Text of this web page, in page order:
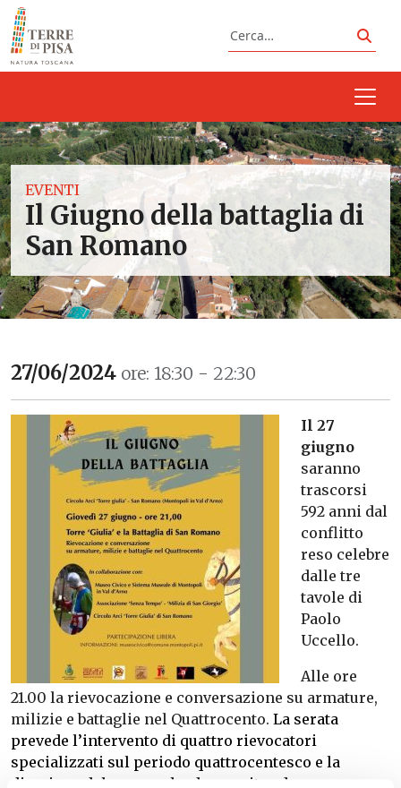
Vai al contenuto
Cerca
EVENTI
Il Giugno della battaglia di
San Romano
27/06/2024 ore: 18:30 - 22:30
Il 27
giugno
saranno
trascorsi
592 anni dal
conflitto
reso celebre
dalle tre
tavole di
Paolo
Uccello.
Alle ore
21.00 la rievocazione e conversazione su armature,
milizie e battaglie nel Quattrocento. La serata
prevede l’intervento di quattro rievocatori
specializzati sul periodo quattrocentesco e la
direzione del museo che danno vita ad una